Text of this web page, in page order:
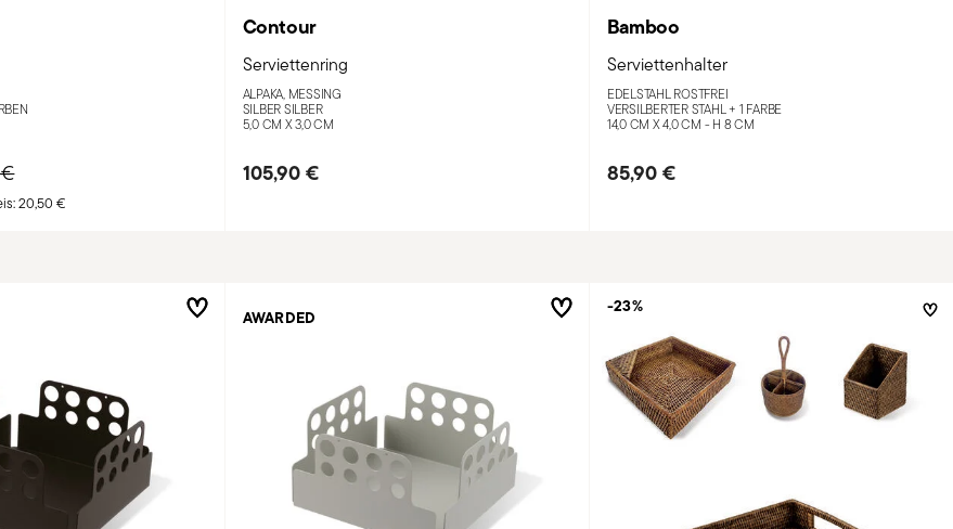
from
to
20,50 €
Contour
Serviettenring
ALPAKA, MESSING
SILBER SILBER
5,0 CM X 3,0 CM
105,90 €
Bamboo
Serviettenhalter
EDELSTAHL ROSTFREI
VERSILBERTER STAHL + 1 FARBE
14,0 CM X 4,0 CM - H 8 CM
85,90 €
AWARDED -23%